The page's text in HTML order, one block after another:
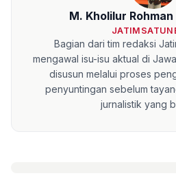
M. Kholilur Rohman
Bagian dari tim redaksi
mengawal isu-isu aktual di
disusun melalui proses
penyuntingan sebelum
jurnalistik yang